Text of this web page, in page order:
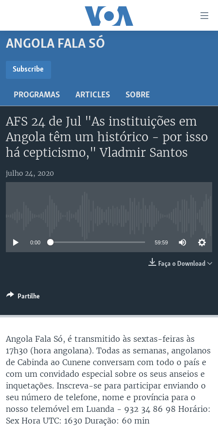
Acesso
para
Navegação
principal
para
Pesquisa
ANGOLA
GUINÉ-BISSAU
ÁFRICA E MUNDO
BRASIL
DOSSIERS ESPECIAIS
AFRICA AGORA
VÍDEOS
VOA60 ÁFRICA
VOA 60 CLIMA
VOA60 MUNDO
ÁUDIO
ENTRETENIMENTO
ANGOLA FALA SÓ
Subscribe
PROGRAMAS ARTICLES SOBRE
AFS 24 de Jul "As instituições em
Angola têm um histórico - por isso
há cepticismo," Vladmir Santos
julho 24, 2020
0:00 59:59
Faça o Download
Partilhe
Angola Fala Só, é transmitido às sextas-feiras às
17h30 (hora angolana). Todas as semanas, angolanos
de Cabinda ao Cunene conversam com todo o país e
com um convidado especial sobre os seus anseios e
inquetações. Inscreva-se para participar enviando o
seu número de telefone, nome e província para o
nosso telemóvel em Luanda - 932 34 86 98 Horário:
Sex Hora UTC: 1630 Duração: 60 min